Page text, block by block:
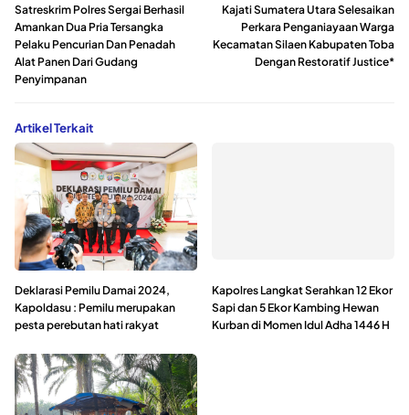
Satreskrim Polres Sergai Berhasil
Amankan Dua Pria Tersangka
Pelaku Pencurian Dan Penadah
Alat Panen Dari Gudang
Penyimpanan
Kajati Sumatera Utara Selesaikan
Perkara Penganiayaan Warga
Kecamatan Silaen Kabupaten Toba
Dengan Restoratif Justice*
Artikel Terkait
Deklarasi Pemilu Damai 2024,
Kapoldasu : Pemilu merupakan
pesta perebutan hati rakyat
Kapolres Langkat Serahkan 12 Ekor
Sapi dan 5 Ekor Kambing Hewan
Kurban di Momen Idul Adha 1446 H